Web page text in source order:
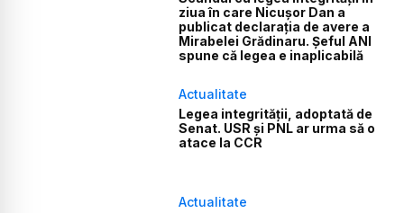
ziua în care Nicușor Dan a
publicat declarația de avere a
Mirabelei Grădinaru. Șeful ANI
spune că legea e inaplicabilă
Actualitate
Legea integrității, adoptată de
Senat. USR și PNL ar urma să o
atace la CCR
Actualitate